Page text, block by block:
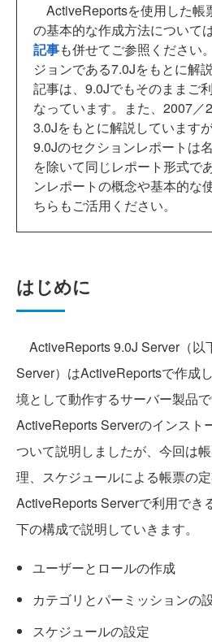
ActiveReportsを使用した帳
の基本的な作成方法については
記事も併せてご参照ください
ジョンである7.0Jをもとに解
記事は、9.0Jでもそのままご
なっています。また、2007／
3.0Jをもとに解説しています
9.0Jのセクションレポートは
を除いて同じレポート形式で
ンレポートの概念や基本的な
ちらもご活用ください。
はじめに
ActiveReports 9.0J Server（以
Server）はActiveReportsで作成
境として動作するサーバー製品で
ActiveReports Serverのインスト
ついて説明しましたが、今回は
理、スケジュールによる帳票の定
ActiveReports Serverで利用でき
下の構成で説明していきます。
ユーザーとロールの作成
カテゴリとパーミッションの
スケジュールの設定